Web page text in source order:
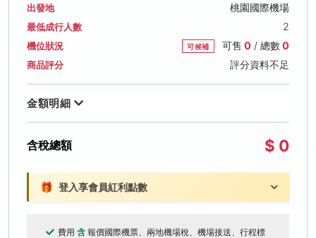
出發地 桃園國際機場
最低成行人數 2
機位狀況 可候補 可售 0/ 總數0
商品評分 評分資料不足
金額明細
含稅總額 $ 0
🎁 登入享會員紅利點數
費用 含 報價國際機票、兩地機場稅、機場接送、行程標